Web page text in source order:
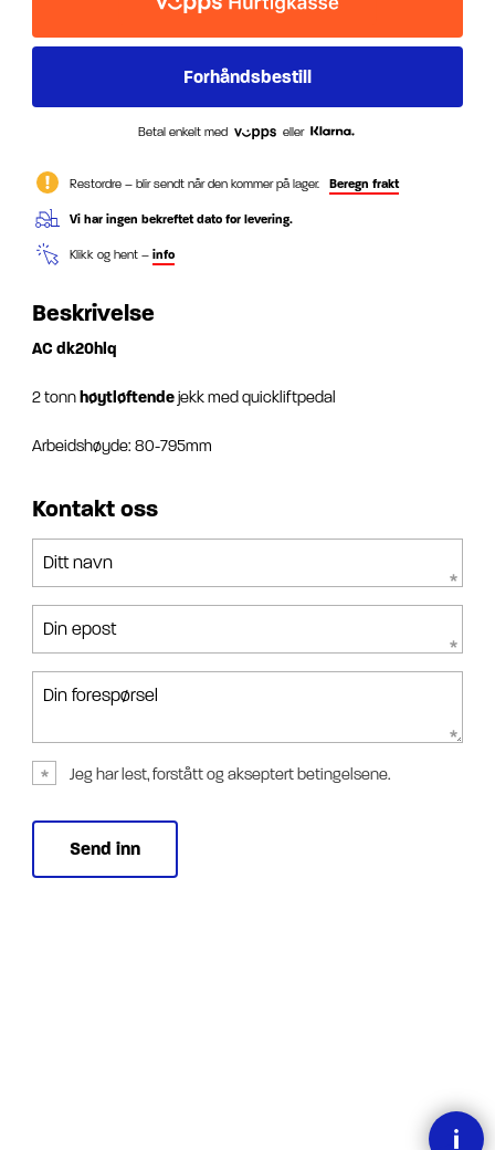
Betal enkelt med eller
Restordre – blir sendt når den kommer på lager. Beregn frakt
Vi har ingen bekreftet dato for levering.
Klikk og hent – info
Beskrivelse
AC dk20hlq
2 tonn høytløftendejekk med quickliftpedal
Arbeidshøyde: 80-795mm
Kontakt oss
Ditt navn
Din epost
Din forespørsel
Jeg har lest, forstått og akseptert betingelsene.